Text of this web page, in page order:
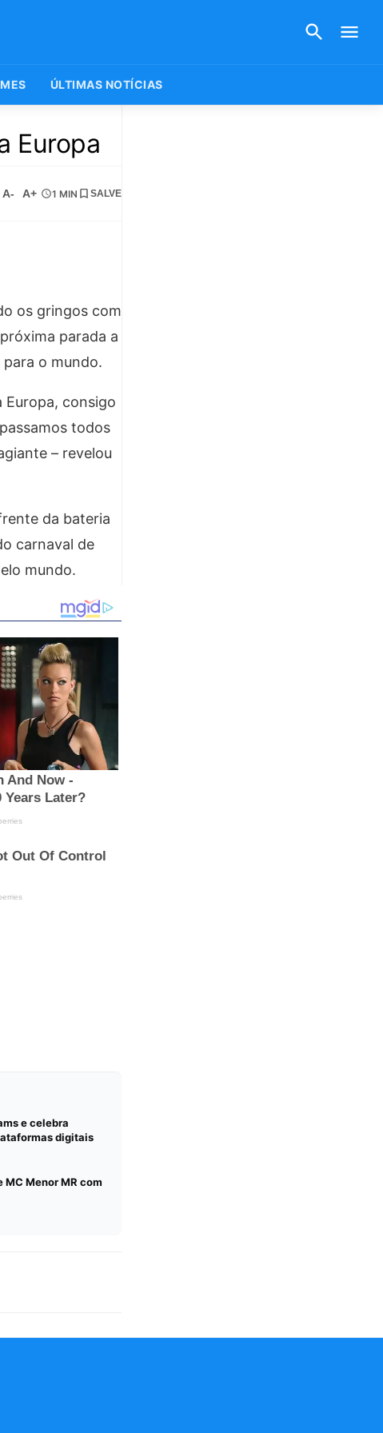
ÚLTIMAS NOTÍCIAS
Europa
A- A+ 1 MIN SALVE
os gringos com
parada a
o mundo.
Europa, consigo
todos
– revelou
da bateria
carnaval de
mundo.
e celebra
digitais
MC Menor MR com